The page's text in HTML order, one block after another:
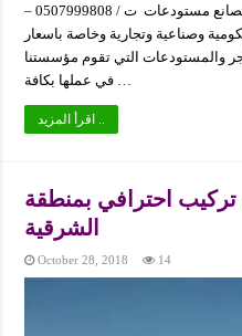
المطلوبه وباشراف هندسي مصانع مستودعات ت / 0507999808 –
حكومية وصناعية وتجارية وخاصة باسعار
والمستودعات التي تقوم مؤسستنا
في عملها بكافة …
اقرأ المزيد ..
احترافي بمنطقة
الشرقية
October 28, 2018 14